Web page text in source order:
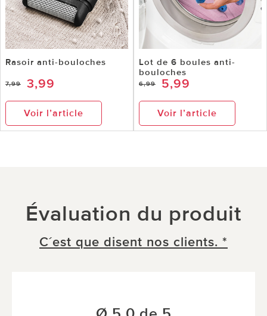
Rasoir anti-bouloches
7,99 3,99
Voir l’article
Lot de 6 boules anti-
bouloches
6,99 5,99
Voir l’article
Évaluation du produit
C´est que disent nos clients. *